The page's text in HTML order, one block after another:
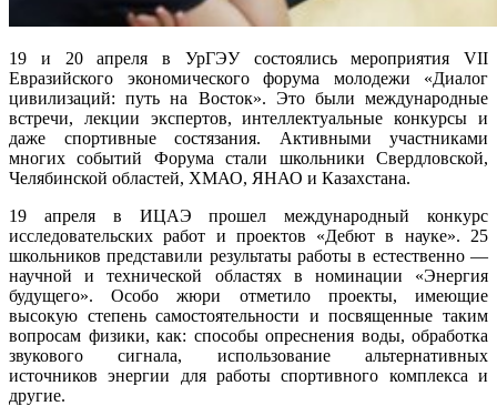
19 и 20 апреля в УрГЭУ состоялись мероприятия VII
Евразийского экономического форума молодежи «Диалог
цивилизаций: путь на Восток». Это были международные
встречи, лекции экспертов, интеллектуальные конкурсы и
даже спортивные состязания. Активными участниками
многих событий Форума стали школьники Свердловской,
Челябинской областей, ХМАО, ЯНАО и Казахстана.
19 апреля в ИЦАЭ прошел международный конкурс
исследовательских работ и проектов «Дебют в науке». 25
школьников представили результаты работы в естественно —
научной и технической областях в номинации «Энергия
будущего». Особо жюри отметило проекты, имеющие
высокую степень самостоятельности и посвященные таким
вопросам физики, как: способы опреснения воды, обработка
звукового сигнала, использование альтернативных
источников энергии для работы спортивного комплекса и
другие.